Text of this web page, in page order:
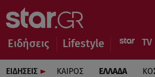
Ειδήσεις Lifestyle
ΕΙΔΗΣΕΙΣ ΚΑΙΡΟΣ ΕΛΛΑΔΑ